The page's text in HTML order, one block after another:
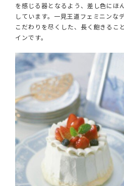
を感じる器となるよう、差し色にほ
しています。一見王道フェミニンな
こだわりを尽くした、長く飽きるこ
インです。